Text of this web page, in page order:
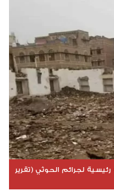
لجرائم الحوثي (تقرير